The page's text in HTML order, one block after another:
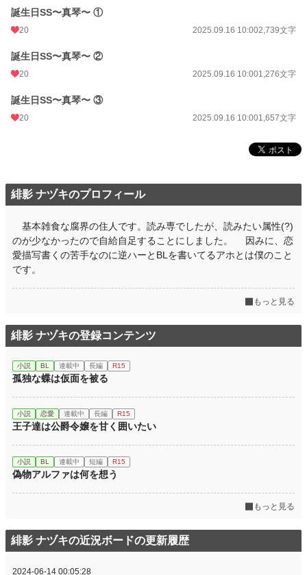
誕生日SS〜真琴〜 ①
20 2025.09.16 10:002,739文字
誕生日SS〜真琴〜 ②
20 2025.09.16 10:001,276文字
誕生日SS〜真琴〜 ③
20 2025.09.16 10:001,657文字
緋影 ナヅキのプロフィール
基本雑食な腐界の住人です。読み専でしたが、読みたい属性(?)
のが少なかったので自給自足することにしました。 因みに、恋
愛描写書くの苦手なのに逆ハーとBLを書いてるアホとは僕のこと
です。
もっと見る
緋影 ナヅキの登録コンテンツ
小説 BL 連載中 長編 R15
孤独な蝶は仮面を被る
小説 恋愛 連載中 長編 R15
王子達は公爵令嬢を甘く囲いたい
小説 BL 連載中 短編 R15
偽物アルファは何を想う
もっと見る
緋影 ナヅキの近況ボードの更新履歴
2024-06-14 00:05:28